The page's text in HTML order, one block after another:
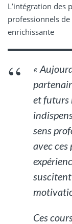
L’intégration des
professionnels
enrichissante
«
et futurs
sens
avec
Ces